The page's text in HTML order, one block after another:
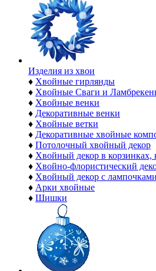
Изделия из хвои
♦ Хвойные гирлянды
♦ Хвойные Сваги и
♦ Хвойные венки
♦ Декоративные венки
♦ Хвойные ветки
♦ Декоративные хвойные
♦ Потолочный хвойный декор
♦ Хвойный декор в
♦ Хвойно-флористический
♦ Хвойный декор с лампочками
♦ Арки хвойные
♦ Шишки